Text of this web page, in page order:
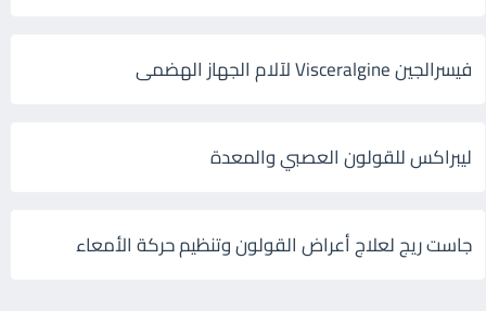
فيسرالجين Visceralgine لآلام الجهاز الهضمى
ليبراكس للقولون العصبي والمعدة
جاست ريج لعلاج أعراض القولون وتنظيم حركة الأمعاء